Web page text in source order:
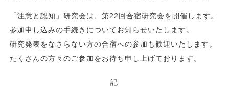
「注意と認知」研究会は、第22回合宿研究会を開催します。
参加申し込みの手続きについてお知らせいたします。
研究発表をなさらない方の合宿への参加も歓迎いたします。
たくさんの方々のご参加をお待ち申し上げております。
記